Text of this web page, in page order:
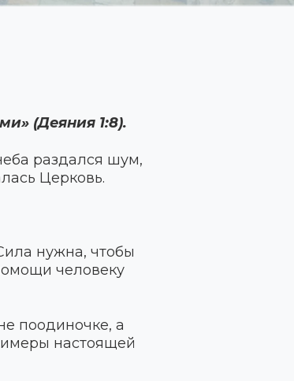
(Деяния 1:8).
раздался шум,
Церковь.
нужна, чтобы
человеку
поодиночке, а
настоящей